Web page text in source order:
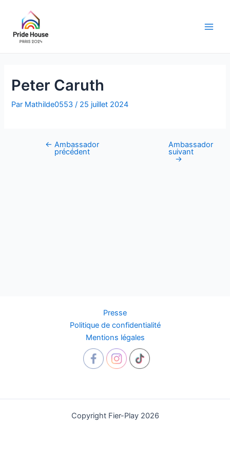
contenu
Peter Caruth
Par Mathilde0553/ 25 juillet 2024
Navigation
← Ambassador
précédent
Ambassador
suivant
→
Presse
Politique de confidentialité
Mentions légales
Copyright Fier-Play 2026